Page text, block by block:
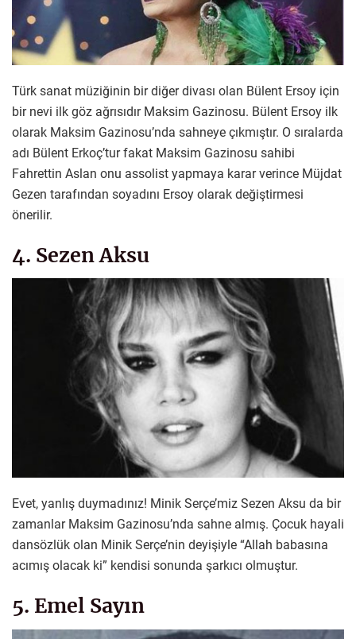
Türk sanat müziğinin bir diğer divası olan Bülent Ersoy için
bir nevi ilk göz ağrısıdır Maksim Gazinosu. Bülent Ersoy ilk
olarak Maksim Gazinosu’nda sahneye çıkmıştır. O sıralarda
adı Bülent Erkoç’tur fakat Maksim Gazinosu sahibi
Fahrettin Aslan onu assolist yapmaya karar verince Müjdat
Gezen tarafından soyadını Ersoy olarak değiştirmesi
önerilir.
4. Sezen Aksu
Evet, yanlış duymadınız! Minik Serçe’miz Sezen Aksu da bir
zamanlar Maksim Gazinosu’nda sahne almış. Çocuk hayali
dansözlük olan Minik Serçe’nin deyişiyle “Allah babasına
acımış olacak ki” kendisi sonunda şarkıcı olmuştur.
5. Emel Sayın